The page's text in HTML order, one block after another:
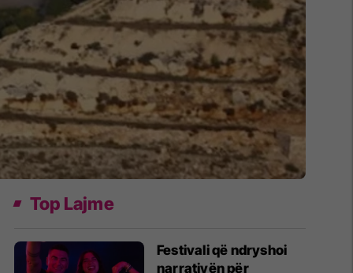
Top Lajme
Festivali që ndryshoi
narrativën për